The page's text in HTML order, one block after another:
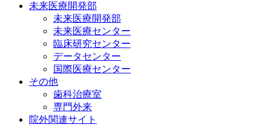
未来医療開発部
未来医療開発部
未来医療センター
臨床研究センター
データセンター
国際医療センター
その他
歯科治療室
専門外来
院外関連サイト